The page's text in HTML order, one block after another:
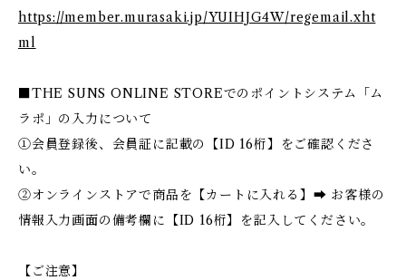
https://member.murasaki.jp/YUIHJG4W/regemail.xht
ml
■THE SUNS ONLINE STOREでのポイントシステム「ム
ラポ」の入力について
①会員登録後、会員証に記載の【ID 16桁】をご確認くださ
い。
②オンラインストアで商品を【カートに入れる】➡ お客様の
情報入力画面の備考欄に【ID 16桁】を記入してください。
【ご注意】